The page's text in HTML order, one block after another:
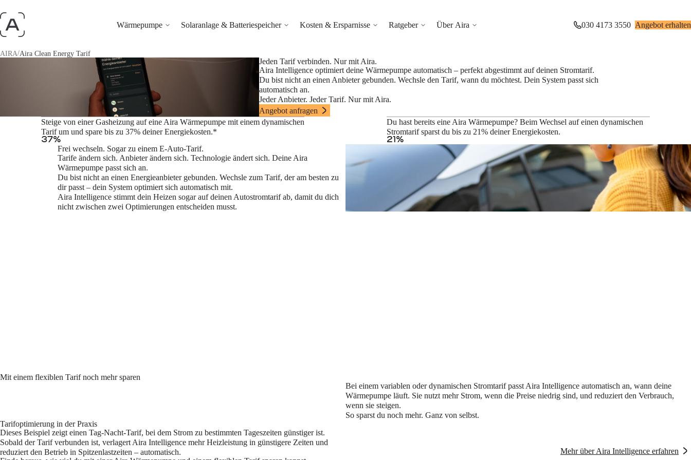
Wärmepumpe Solaranlage & Batteriespeicher Kosten & Ersparnisse Ratgeber Über Aira 030 4173 3550 Angebot erhalten
AIRA/Aira Clean Energy Tarif
Jeden Tarif verbinden. Nur mit Aira.
Aira Intelligence optimiert deine Wärmepumpe automatisch – perfekt abgestimmt auf deinen Stromtarif.
Du bist nicht an einen Anbieter gebunden. Wechsle den Tarif, wann du möchtest. Dein System passt sich
automatisch an.
Jeder Anbieter. Jeder Tarif. Nur mit Aira.
Angebot anfragen
Steige von einer Gasheizung auf eine Aira Wärmepumpe mit einem dynamischen
Tarif um und spare bis zu 37% deiner Energiekosten.*
37%
Du hast bereits eine Aira Wärmepumpe? Beim Wechsel auf einen dynamischen
Stromtarif sparst du bis zu 21% deiner Energiekosten.
21 %
Frei wechseln. Sogar zu einem E-Auto-Tarif.
Tarife ändern sich. Anbieter ändern sich. Technologie ändert sich. Deine Aira
Wärmepumpe passt sich an.
Du bist nicht an einen Energieanbieter gebunden. Wechsle zum Tarif, der am besten zu
dir passt – dein System optimiert sich automatisch mit.
Aira Intelligence stimmt dein Heizen sogar auf deinen Autostromtarif ab, damit du dich
nicht zwischen zwei Optimierungen entscheiden musst.
Mit einem flexiblen Tarif noch mehr sparen
Bei einem variablen oder dynamischen Stromtarif passt Aira Intelligence automatisch an, wann deine
Wärmepumpe läuft. Sie nutzt mehr Strom, wenn die Preise niedrig sind, und reduziert den Verbrauch,
wenn sie steigen.
So sparst du noch mehr. Ganz von selbst.
Tarifoptimierung in der Praxis
Dieses Beispiel zeigt einen Tag-Nacht-Tarif, bei dem Strom zu bestimmten Tageszeiten günstiger ist.
Sobald der Tarif verbunden ist, verlagert Aira Intelligence mehr Heizleistung in günstigere Zeiten und
reduziert den Betrieb in Spitzenlastzeiten – automatisch.
Mehr über Aira Intelligence erfahren